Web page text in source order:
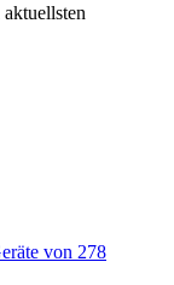
von 278